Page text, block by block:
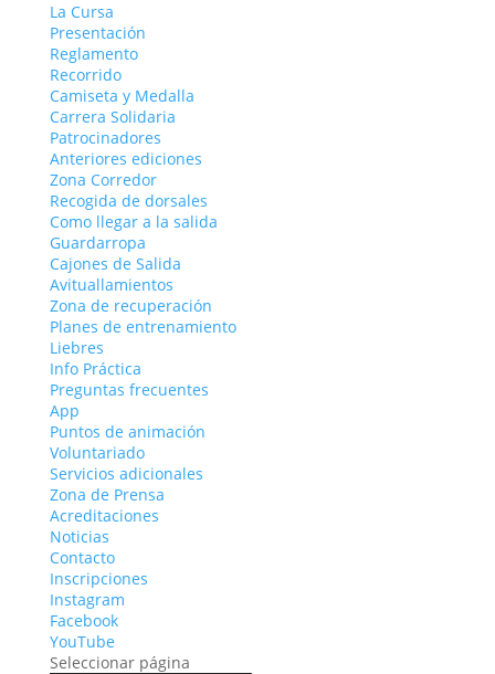
La Cursa
Presentación
Reglamento
Recorrido
Camiseta y Medalla
Carrera Solidaria
Patrocinadores
Anteriores ediciones
Zona Corredor
Recogida de dorsales
Como llegar a la salida
Guardarropa
Cajones de Salida
Avituallamientos
Zona de recuperación
Planes de entrenamiento
Liebres
Info Práctica
Preguntas frecuentes
App
Puntos de animación
Voluntariado
Servicios adicionales
Zona de Prensa
Acreditaciones
Noticias
Contacto
Inscripciones
Instagram
Facebook
YouTube
Seleccionar página